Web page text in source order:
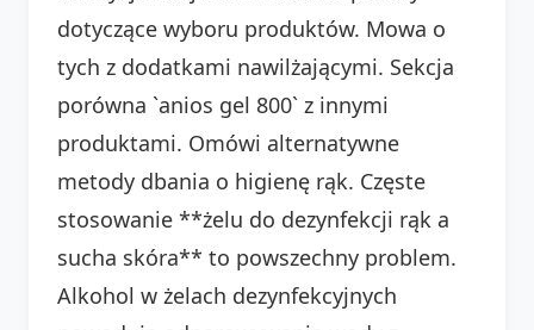
dotyczące wyboru produktów. Mowa o
tych z dodatkami nawilżającymi. Sekcja
porówna `anios gel 800` z innymi
produktami. Omówi alternatywne
metody dbania o higienę rąk. Częste
stosowanie **żelu do dezynfekcji rąk a
sucha skóra** to powszechny problem.
Alkohol w żelach dezynfekcyjnych